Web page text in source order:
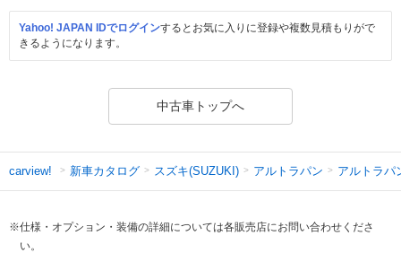
Yahoo! JAPAN IDでログインするとお気に入りに登録や複数見積もりがで
きるようになります。
中古車トップへ
carview! 新車カタログ スズキ(SUZUKI) アルトラパン アルトラパ
※仕様・オプション・装備の詳細については各販売店にお問い合わせくださ
い。